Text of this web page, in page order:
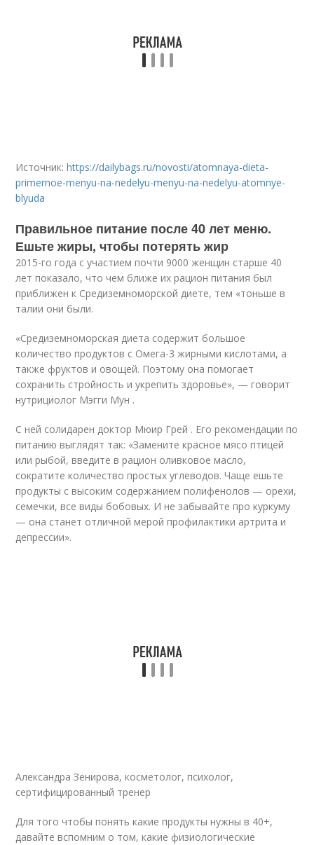
Источник:https://dailybags.ru/novosti/atomnaya-dieta-
primernoe-menyu-na-nedelyu-menyu-na-nedelyu-atomnye-
blyuda
Правильное питание после 40 лет меню.
Ешьте жиры, чтобы потерять жир
2015-го года с участием почти 9000 женщин старше 40
лет показало, что чем ближе их рацион питания был
приближен к Средиземноморской диете, тем «тоньше в
талии они были.
«Средиземноморская диета содержит большое
количество продуктов с Омега-3 жирными кислотами, а
также фруктов и овощей. Поэтому она помогает
сохранить стройность и укрепить здоровье», — говорит
нутрициолог Мэгги Мун .
С ней солидарен доктор Мюир Грей . Его рекомендации по
питанию выглядят так: «Замените красное мясо птицей
или рыбой, введите в рацион оливковое масло,
сократите количество простых углеводов. Чаще ешьте
продукты с высоким содержанием полифенолов — орехи,
семечки, все виды бобовых. И не забывайте про куркуму
— она станет отличной мерой профилактики артрита и
депрессии».
Александра Зенирова, косметолог, психолог,
сертифицированный тренер
Для того чтобы понять какие продукты нужны в 40+,
давайте вспомним о том, какие физиологические